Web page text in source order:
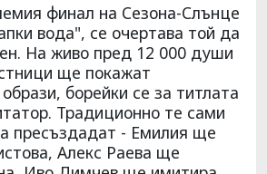
финал на Сезона-Слънце
вода", се очертава той да
На живо пред 12 000 души
ще покажат
борейки се за титлата
Традиционно те сами
пресъздадат - Емилия ще
Алекс Раева ще